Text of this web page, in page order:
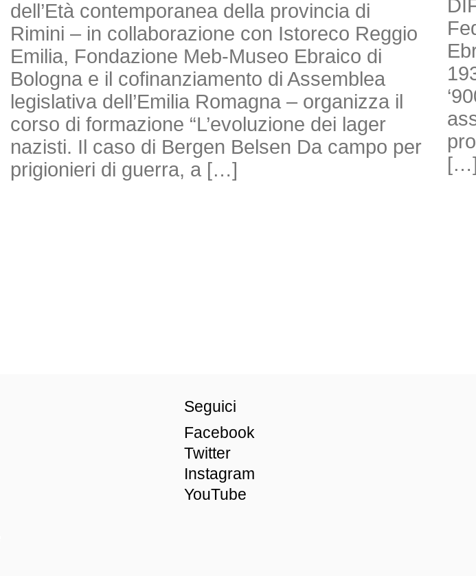
dell’Età contemporanea della provincia di
Rimini – in collaborazione con Istoreco Reggio
Emilia, Fondazione Meb-Museo Ebraico di
Bologna e il cofinanziamento di Assemblea
legislativa dell’Emilia Romagna – organizza il
corso di formazione “L’evoluzione dei lager
nazisti. Il caso di Bergen Belsen Da campo per
prigionieri di guerra, a […]
Seguici
Facebook
Twitter
Instagram
YouTube